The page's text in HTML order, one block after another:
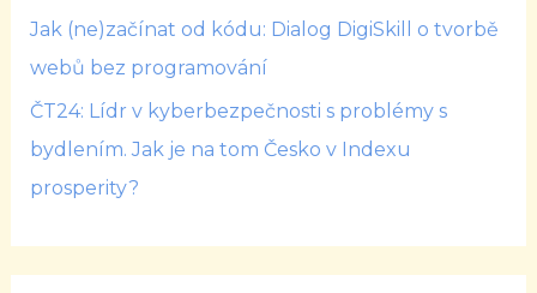
Jak (ne)začínat od kódu: Dialog DigiSkill o tvorbě
webů bez programování
ČT24: Lídr v kyberbezpečnosti s problémy s
bydlením. Jak je na tom Česko v Indexu
prosperity?